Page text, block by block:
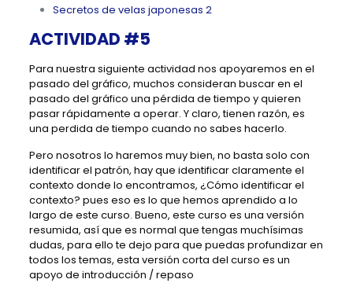
Secretos de velas japonesas 2
ACTIVIDAD #5
Para nuestra siguiente actividad nos apoyaremos en el
pasado del gráfico, muchos consideran buscar en el
pasado del gráfico una pérdida de tiempo y quieren
pasar rápidamente a operar. Y claro, tienen razón, es
una perdida de tiempo cuando no sabes hacerlo.
Pero nosotros lo haremos muy bien, no basta solo con
identificar el patrón, hay que identificar claramente el
contexto donde lo encontramos, ¿Cómo identificar el
contexto? pues eso es lo que hemos aprendido a lo
largo de este curso. Bueno, este curso es una versión
resumida, así que es normal que tengas muchísimas
dudas, para ello te dejo para que puedas profundizar en
todos los temas, esta versión corta del curso es un
apoyo de introducción / repaso